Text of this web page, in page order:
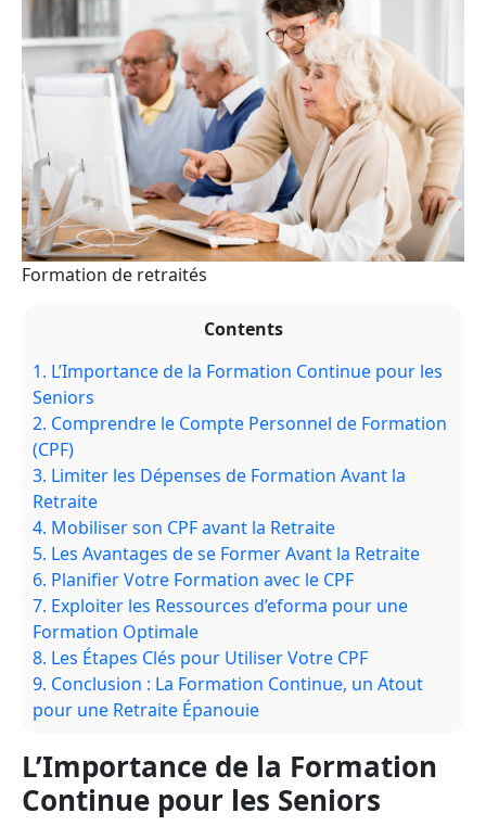
Formation de retraités
Contents
1. L’Importance de la Formation Continue pour les
Seniors
2. Comprendre le Compte Personnel de Formation
(CPF)
3. Limiter les Dépenses de Formation Avant la
Retraite
4. Mobiliser son CPF avant la Retraite
5. Les Avantages de se Former Avant la Retraite
6. Planifier Votre Formation avec le CPF
7. Exploiter les Ressources d’eforma pour une
Formation Optimale
8. Les Étapes Clés pour Utiliser Votre CPF
9. Conclusion : La Formation Continue, un Atout
pour une Retraite Épanouie
L’Importance de la Formation
Continue pour les Seniors